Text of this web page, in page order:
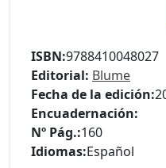
ISBN:9788410048027
Editorial: Blume
Fecha de la edición:
Encuadernación:
Nº Pág.:160
Idiomas:Español